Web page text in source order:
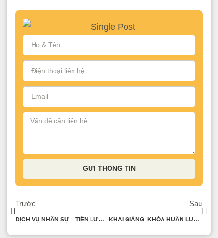
GỬI THÔNG TIN
Trước
DỊCH VỤ NHÂN SỰ – TIỀN LƯƠNG
Sau
KHAI GIẢNG: KHÓA HUẤN LUYỆN KẾ TOÁN THỰC CHIẾN